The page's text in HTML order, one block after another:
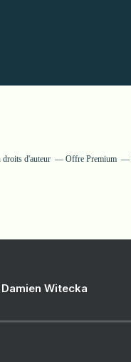
droits d'auteur Offre Premium
Witecka